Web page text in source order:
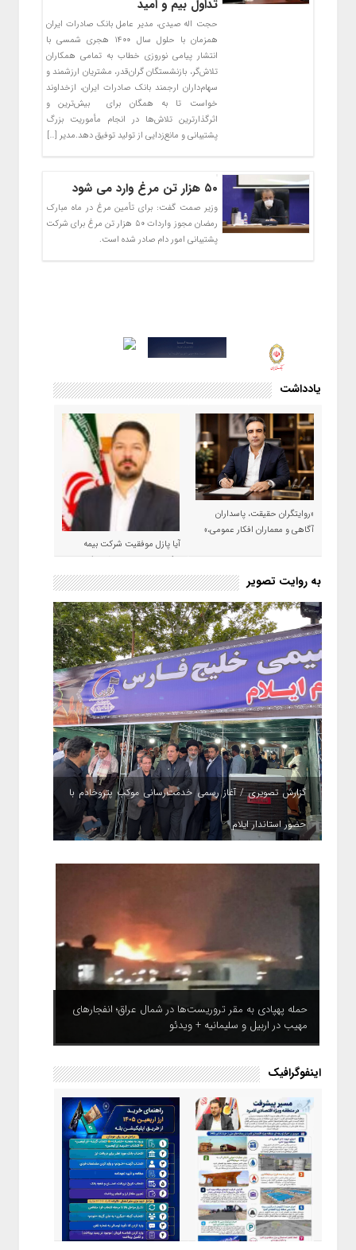
تداول بیم و امید
حجت اله صیدی، مدیر عامل بانک صادرات ایران
همزمان با حلول سال ۱۴۰۰ هجری شمسی با
انتشار پیامی نوروزی خطاب به تمامی همکاران
تلاش‌گر، بازنشستگان گران‌قدر، مشتریان ارزشمند و
سهام‌داران ارجمند بانک صادرات ایران، ازخداوند
خواست تا به همگان برای بیش‌ترین و
اثرگذارترین تلاش‌ها در انجام مأموریت بزرگ
پشتیبانی و مانع‌زدایی از تولید توفیق دهد.مدیر […]
۵۰ هزار تن مرغ وارد می شود
وزیر صمت گفت: برای تأمین مرغ در ماه مبارک
رمضان مجوز واردات ۵۰ هزار تن مرغ برای شرکت
پشتیبانی امور دام صادر شده است.
یادداشت
«روایتگران حقیقت، پاسداران
آگاهی و معماران افکار عمومی،»
آیا پازل موفقیت شرکت بیمه
حکمت صبا در سال ۱۴۰۵ کامل می
شود؟!
به روایت تصویر
گزارش تصویری / آغاز رسمی خدمت‌رسانی موکب پتروخادم با
حضور استاندار ایلام
حمله پهپادی به مقر تروریست‌ها در شمال عراق؛ انفجارهای
مهیب در اربیل و سلیمانیه + ویدئو
اینفوگرافیک